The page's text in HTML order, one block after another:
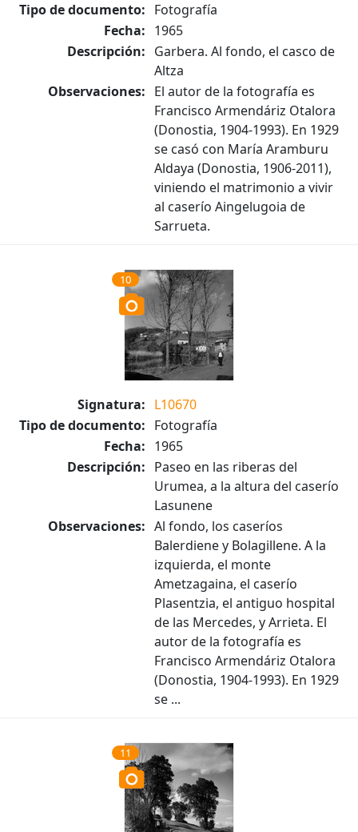
Tipo de documento: Fotografía
Fecha: 1965
Descripción: Garbera. Al fondo, el casco de
Altza
Observaciones: El autor de la fotografía es
Francisco Armendáriz Otalora
(Donostia, 1904-1993). En 1929
se casó con María Aramburu
Aldaya (Donostia, 1906-2011),
viniendo el matrimonio a vivir
al caserío Aingelugoia de
Sarrueta.
10
Signatura: L10670
Tipo de documento: Fotografía
Fecha: 1965
Descripción: Paseo en las riberas del
Urumea, a la altura del caserío
Lasunene
Observaciones: Al fondo, los caseríos
Balerdiene y Bolagillene. A la
izquierda, el monte
Ametzagaina, el caserío
Plasentzia, el antiguo hospital
de las Mercedes, y Arrieta. El
autor de la fotografía es
Francisco Armendáriz Otalora
(Donostia, 1904-1993). En 1929
se ...
11